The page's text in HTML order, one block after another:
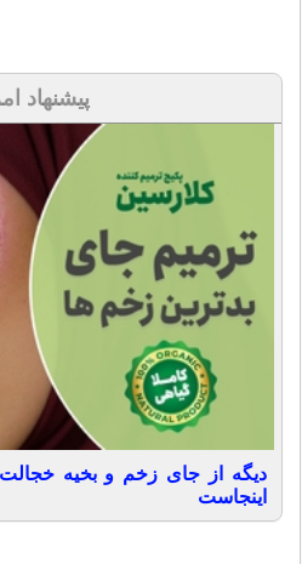
پیشنهاد
دیگه از جای زخم و بخیه
اینجاست